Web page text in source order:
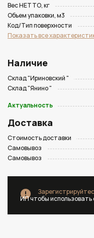
Вес НЕТТО, кг
Объем упаковки, м3
Код/Тип поверхности
Показать все
Наличие
Склад "Ириновский "
Склад "Янино "
Актуальность
Доставка
Стоимость доставки
Самовывоз
Самовывоз
ИП чтобы